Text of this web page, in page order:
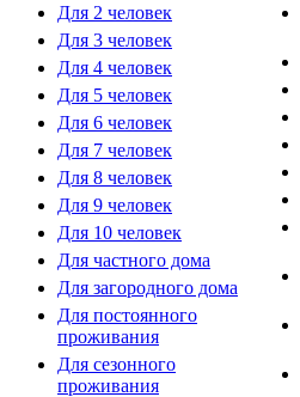
Для 2 человек
Для 3 человек
Для 4 человек
Для 5 человек
Для 6 человек
Для 7 человек
Для 8 человек
Для 9 человек
Для 10 человек
Для частного дома
Для загородного дома
Для постоянного
проживания
Для сезонного
проживания